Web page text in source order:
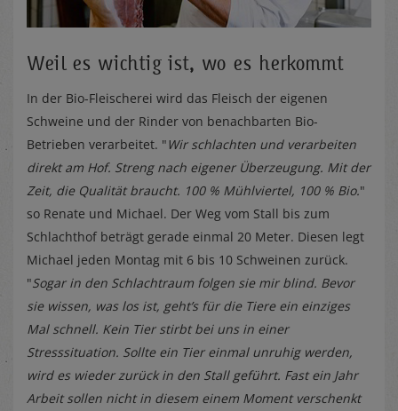
Weil es wichtig ist, wo es herkommt
In der Bio-Fleischerei wird das Fleisch der eigenen
Schweine und der Rinder von benachbarten Bio-
Betrieben verarbeitet. "Wir schlachten und verarbeiten
direkt am Hof. Streng nach eigener Überzeugung. Mit der
Zeit, die Qualität braucht. 100 % Mühlviertel, 100 % Bio."
so Renate und Michael. Der Weg vom Stall bis zum
Schlachthof beträgt gerade einmal 20 Meter. Diesen legt
Michael jeden Montag mit 6 bis 10 Schweinen zurück.
"Sogar in den Schlachtraum folgen sie mir blind. Bevor
sie wissen, was los ist, geht’s für die Tiere ein einziges
Mal schnell. Kein Tier stirbt bei uns in einer
Stresssituation. Sollte ein Tier einmal unruhig werden,
wird es wieder zurück in den Stall geführt. Fast ein Jahr
Arbeit sollen nicht in diesem einem Moment verschenkt